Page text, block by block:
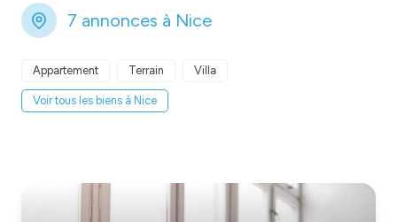
7 annonces à Nice
Appartement Terrain Villa
Voir tous les biens à Nice